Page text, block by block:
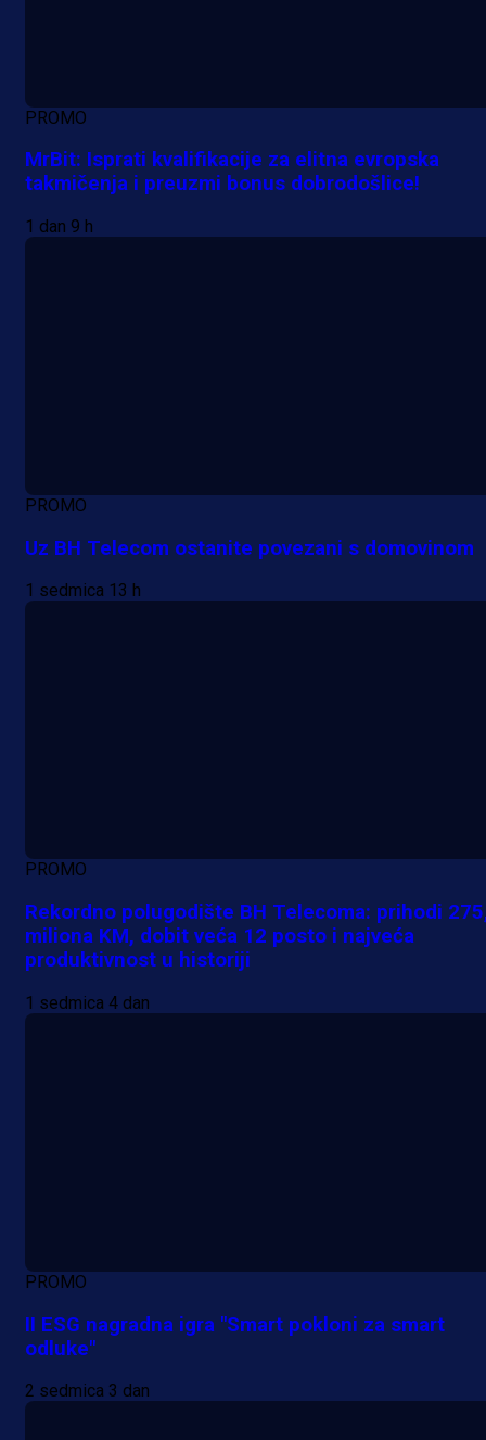
PROMO
MrBit: Isprati kvalifikacije za elitna evropska
takmičenja i preuzmi bonus dobrodošlice!
1 dan 9 h
PROMO
Uz BH Telecom ostanite povezani s domovinom
1 sedmica 13 h
PROMO
Rekordno polugodište BH Telecoma: prihodi
miliona KM, dobit veća 12 posto i najveća
produktivnost u historiji
1 sedmica 4 dan
PROMO
II ESG nagradna igra "Smart pokloni za smart
odluke"
2 sedmica 3 dan